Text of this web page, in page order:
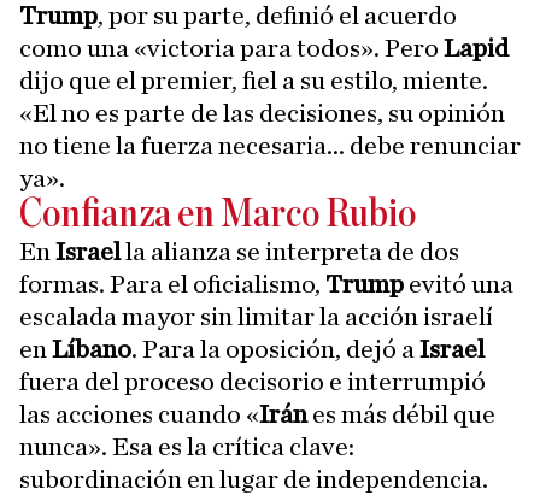
Trump, por su parte, definió el acuerdo
como una «victoria para todos». Pero Lapid
dijo que el premier, fiel a su estilo, miente.
«El no es parte de las decisiones, su opinión
no tiene la fuerza necesaria... debe renunciar
ya».
Confianza en Marco Rubio
En Israella alianza se interpreta de dos
formas. Para el oficialismo, Trump evitó una
escalada mayor sin limitar la acción israelí
en Líbano. Para la oposición, dejó a Israel
fuera del proceso decisorio e interrumpió
las acciones cuando «Iránes más débil que
nunca». Esa es la crítica clave:
subordinación en lugar de independencia.